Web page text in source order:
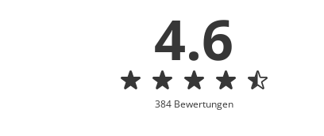
4.6
384 Bewertungen